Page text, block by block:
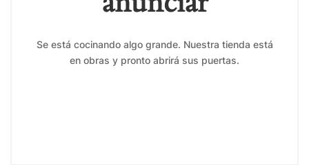
Se está cocinando algo grande. Nuestra tienda está
en obras y pronto abrirá sus puertas.